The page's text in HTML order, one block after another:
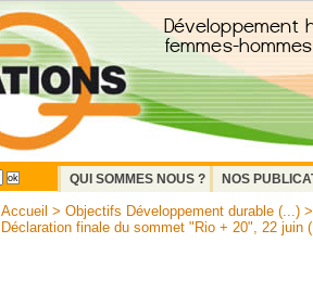
QUI SOMMES NOUS ?
NOS
Accueil > Objectifs Développement durable (...)
Déclaration finale du sommet "Rio + 20", 22 juin